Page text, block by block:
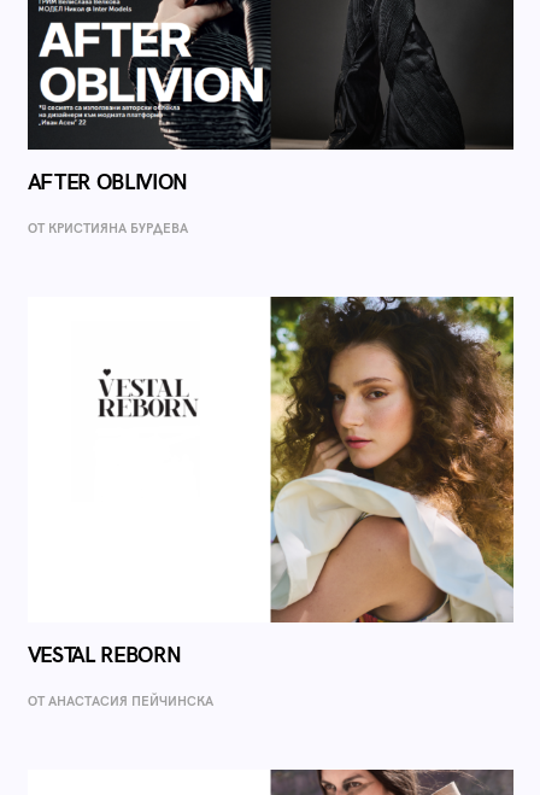
AFTER OBLIVION
ОТ КРИСТИЯНА БУРДЕВА
VESTAL REBORN
ОТ AНАСТАСИЯ ПЕЙЧИНСКА